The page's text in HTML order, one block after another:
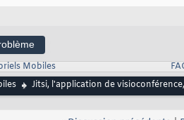
Mobiles
Jitsi, l'application de